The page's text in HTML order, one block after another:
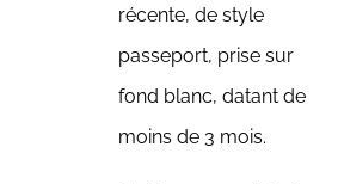
récente, de style
passeport, prise sur
fond blanc, datant de
moins de 3 mois.